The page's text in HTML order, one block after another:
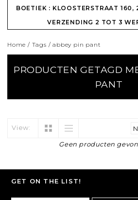
BOETIEK : KLOOSTERSTRAAT
VERZENDING 2 TOT 3
Home / Tags /abbey pin pant
PRODUCTEN GETAGD
PANT
View:
Geen producten
GET ON THE LIST!